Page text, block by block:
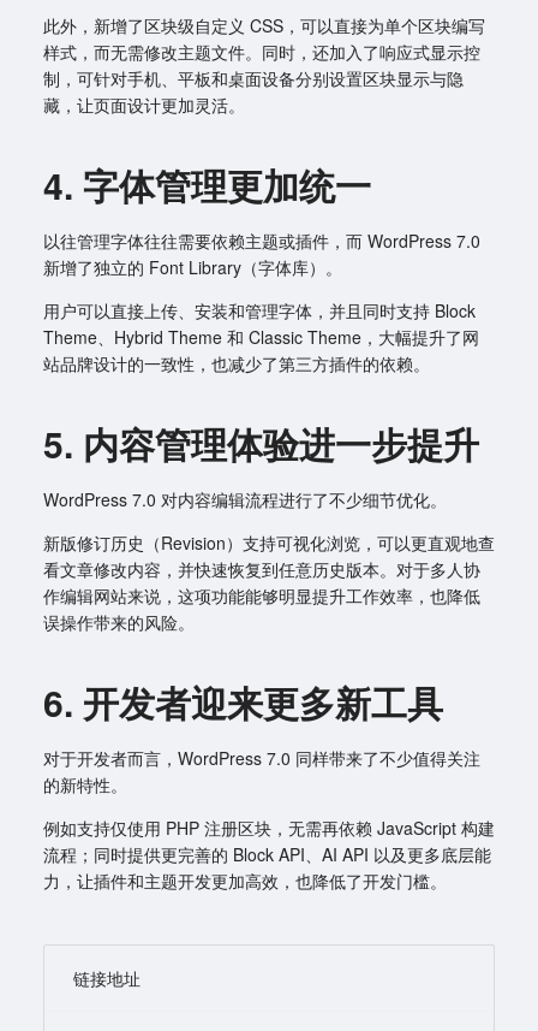
此外，新增了区块级自定义 CSS，可以直接为单个区块编写
样式，而无需修改主题文件。同时，还加入了响应式显示控
制，可针对手机、平板和桌面设备分别设置区块显示与隐
藏，让页面设计更加灵活。
4. 字体管理更加统一
以往管理字体往往需要依赖主题或插件，而 WordPress 7.0
新增了独立的 Font Library（字体库）。
用户可以直接上传、安装和管理字体，并且同时支持 Block
Theme、Hybrid Theme 和 Classic Theme，大幅提升了网
站品牌设计的一致性，也减少了第三方插件的依赖。
5. 内容管理体验进一步提升
WordPress 7.0 对内容编辑流程进行了不少细节优化。
新版修订历史（Revision）支持可视化浏览，可以更直观地查
看文章修改内容，并快速恢复到任意历史版本。对于多人协
作编辑网站来说，这项功能能够明显提升工作效率，也降低
误操作带来的风险。
6. 开发者迎来更多新工具
对于开发者而言，WordPress 7.0 同样带来了不少值得关注
的新特性。
例如支持仅使用 PHP 注册区块，无需再依赖 JavaScript 构建
流程；同时提供更完善的 Block API、AI API 以及更多底层能
力，让插件和主题开发更加高效，也降低了开发门槛。
链接地址